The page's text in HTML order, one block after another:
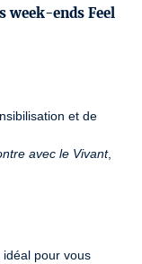
week-ends Feel
et de
avec le Vivant,
pour vous